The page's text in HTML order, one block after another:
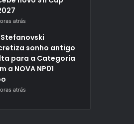
atrás
sonho antigo
para a Categoria
a NOVA NP01
atrás